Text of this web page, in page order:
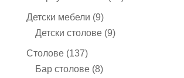
Детски мебели 99
продукта
Детски столове 99
Столове 137137
продукта
Бар столове 88